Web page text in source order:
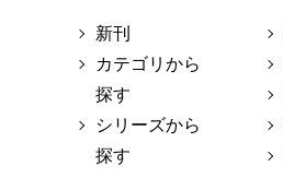
新刊
カテゴリから
探す
シリーズから
探す